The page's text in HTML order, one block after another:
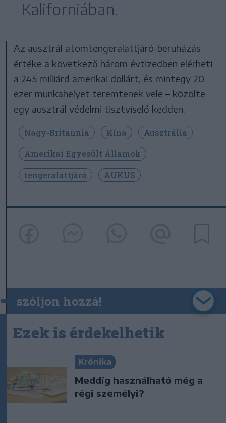
Kaliforniában.
Az ausztrál atomtengeralattjáró-beruházás
értéke a következő három évtizedben elérheti
a 245 milliárd amerikai dollárt, és mintegy 20
ezer munkahelyet teremtenek vele – közölte
egy ausztrál védelmi tisztviselő kedden.
Nagy-Britannia Kína
Ausztrália
Amerikai Egyesült Államok
tengeralattjáró
AUKUS
szóljon hozzá!
Ezek is érdekelhetik
Krónika
Meddig használható még a
régi személyi?